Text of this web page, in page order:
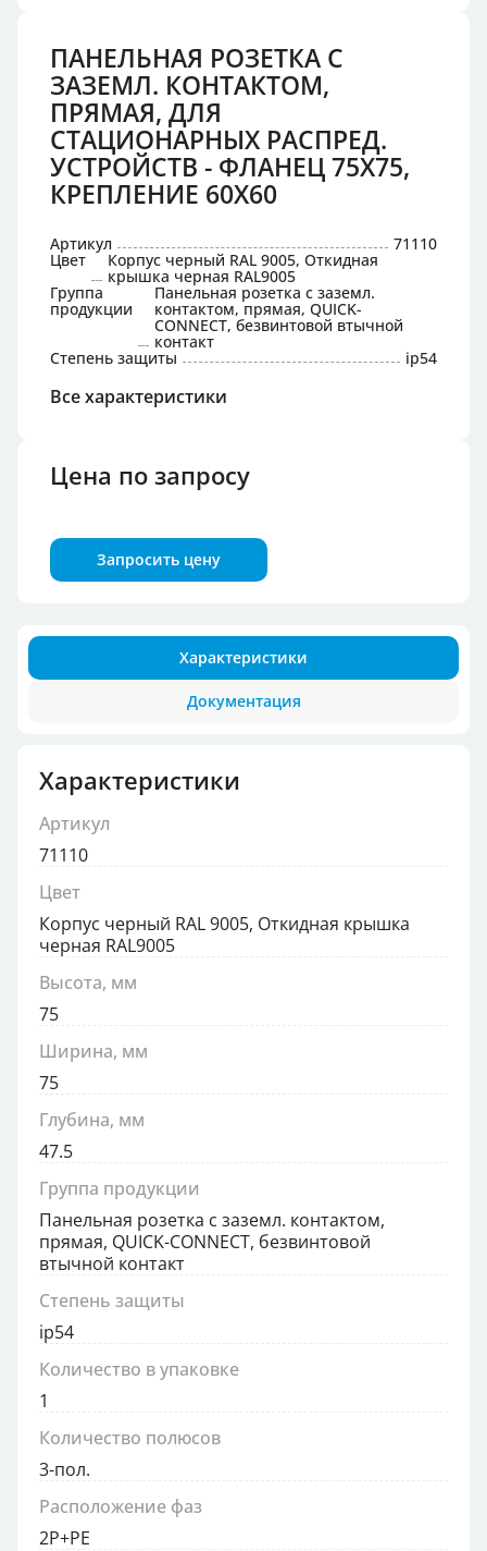
ПАНЕЛЬНАЯ РОЗЕТКА С
ЗАЗЕМЛ. КОНТАКТОМ,
ПРЯМАЯ, ДЛЯ
СТАЦИОНАРНЫХ РАСПРЕД.
УСТРОЙСТВ - ФЛАНЕЦ 75X75,
КРЕПЛЕНИЕ 60X60
Артикул 71110
Цвет Корпус черный RAL 9005, Откидная
крышка черная RAL9005
Группа
продукции
Панельная розетка с заземл.
контактом, прямая, QUICK-
CONNECT, безвинтовой втычной
контакт
Степень защиты ip54
Все характеристики
Цена по запросу
Запросить цену
Характеристики
Документация
Характеристики
Артикул
71110
Цвет
Корпус черный RAL 9005, Откидная крышка
черная RAL9005
Высота, мм
75
Ширина, мм
75
Глубина, мм
47.5
Группа продукции
Панельная розетка с заземл. контактом,
прямая, QUICK-CONNECT, безвинтовой
втычной контакт
Степень защиты
ip54
Количество в упаковке
1
Количество полюсов
3-пол.
Расположение фаз
2P+PE